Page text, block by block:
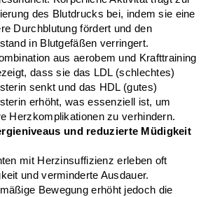
des Blutdrucks bei, indem sie eine
Durchblutung fördert und den
in Blutgefäßen verringert.
aus aerobem und Krafttraining
dass sie das LDL (schlechtes)
senkt und das HDL (gutes)
erhöht, was essenziell ist, um
Herzkomplikationen zu verhindern.
und reduzierte Müdigkeit
mit Herzinsuffizienz erleben oft
und verminderte Ausdauer.
Bewegung erhöht jedoch die